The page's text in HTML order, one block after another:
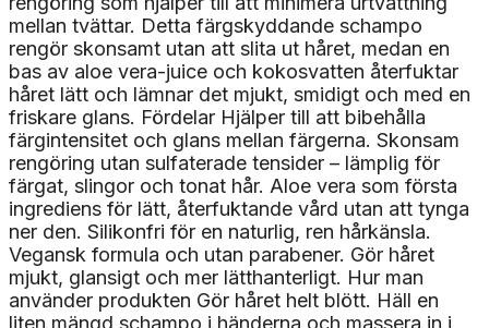
mellan tvättar. Detta färgskyddande schampo
rengör skonsamt utan att slita ut håret, medan en
bas av aloe vera-juice och kokosvatten återfuktar
håret lätt och lämnar det mjukt, smidigt och med en
friskare glans. Fördelar Hjälper till att bibehålla
färgintensitet och glans mellan färgerna. Skonsam
rengöring utan sulfaterade tensider – lämplig för
färgat, slingor och tonat hår. Aloe vera som första
ingrediens för lätt, återfuktande vård utan att tynga
ner den. Silikonfri för en naturlig, ren hårkänsla.
Vegansk formula och utan parabener. Gör håret
mjukt, glansigt och mer lätthanterligt. Hur man
använder produkten Gör håret helt blött. Häll en
liten mängd schampo i händerna och massera in i